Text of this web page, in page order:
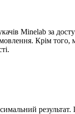
Minelab за
Крім того,